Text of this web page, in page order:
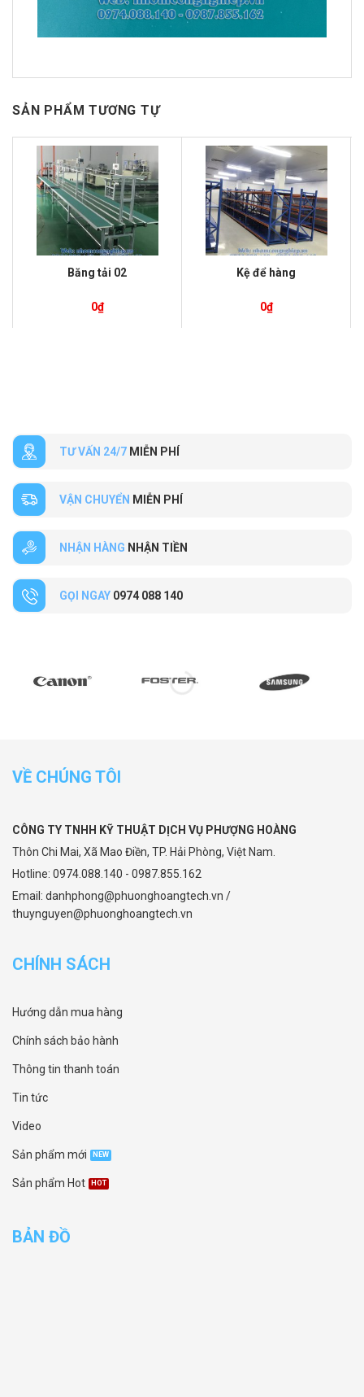
SẢN PHẨM TƯƠNG TỰ
Băng tải 02
0₫
Kệ để hàng
0₫
TƯ VẤN 24/7 MIỄN PHÍ
VẬN CHUYỂN MIỄN PHÍ
NHẬN HÀNG NHẬN TIỀN
GỌI NGAY 0974 088 140
VỀ CHÚNG TÔI
CÔNG TY TNHH KỸ THUẬT DỊCH VỤ PHƯỢNG HOÀNG
Thôn Chi Mai, Xã Mao Điền, TP. Hải Phòng, Việt Nam.
Hotline: 0974.088.140 - 0987.855.162
Email: danhphong@phuonghoangtech.vn /
thuynguyen@phuonghoangtech.vn
CHÍNH SÁCH
Hướng dẫn mua hàng
Chính sách bảo hành
Thông tin thanh toán
Tin tức
Video
Sản phẩm mới
Sản phẩm Hot
BẢN ĐỒ